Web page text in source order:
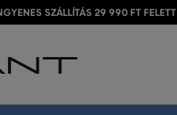
SZÁLLÍTÁS 29 990 FT FELETT